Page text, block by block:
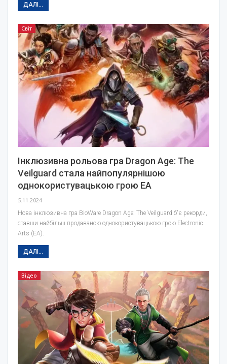
ДАЛІ...
Світ
Інклюзивна рольова гра Dragon Age: The
Veilguard стала найпопулярнішою
однокористувацькою грою EA
5.11.2024
Нова інклюзивна гра BioWare Dragon Age: The Veilguard б'є рекорди,
ставши найбільш продаваною однокористувацькою грою Electronic
Arts (EA).
ДАЛІ...
Відео